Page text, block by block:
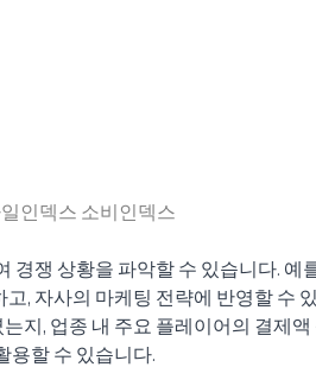
인덱스 소비인덱스
쟁 상황을 파악할 수 있습니다. 예
, 자사의 마케팅 전략에 반영할 수
지, 업종 내 주요 플레이어의 결제
용할 수 있습니다.